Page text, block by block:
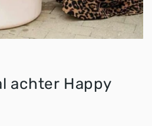
achter Happy